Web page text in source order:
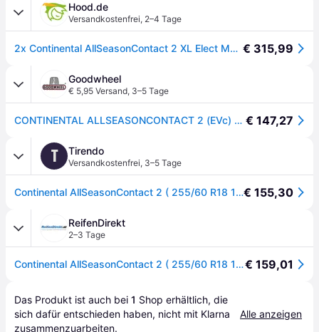
Hood.de
Versandkostenfrei, 2–4 Tage
2x Continental AllSeasonContact 2 XL Elect M+S 3PMSF 255/60R18 112V Reifen € 315,99
Goodwheel
€ 5,95 Versand, 3–5 Tage
CONTINENTAL ALLSEASONCONTACT 2 (EVc) 255/60R18 112V (EVc) XL BSW € 147,27
T Tirendo
Versandkostenfrei, 3–5 Tage
Continental AllSeasonContact 2 ( 255/60 R18 112V XL EVc ) - schwarz€ 155,30
ReifenDirekt
2–3 Tage
Continental AllSeasonContact 2 ( 255/60 R18 112V XL EVc )€ 159,01
Das Produkt ist auch bei 1 Shop erhältlich, die
sich dafür entschieden haben, nicht mit Klarna
zusammenzuarbeiten.
Alle anzeigen